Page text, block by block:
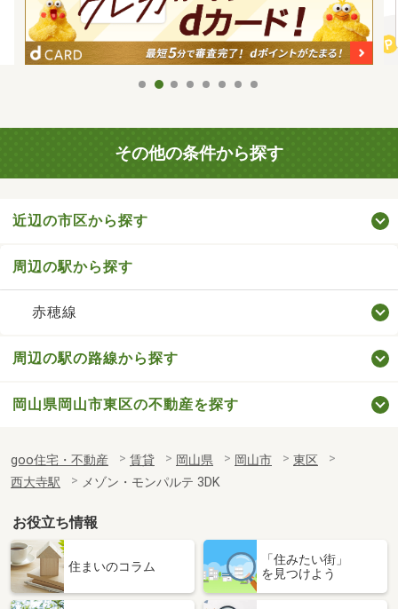
その他の条件から探す
近辺の市区から探す
周辺の駅から探す
赤穂線
周辺の駅の路線から探す
岡山県岡山市東区の不動産を探す
goo住宅・不動産 賃貸 岡山県 岡山市
東区
西大寺駅
メゾン・モンパルテ 3DK
お役立ち情報
住まいのコラム
「住みたい街」
を見つけよう